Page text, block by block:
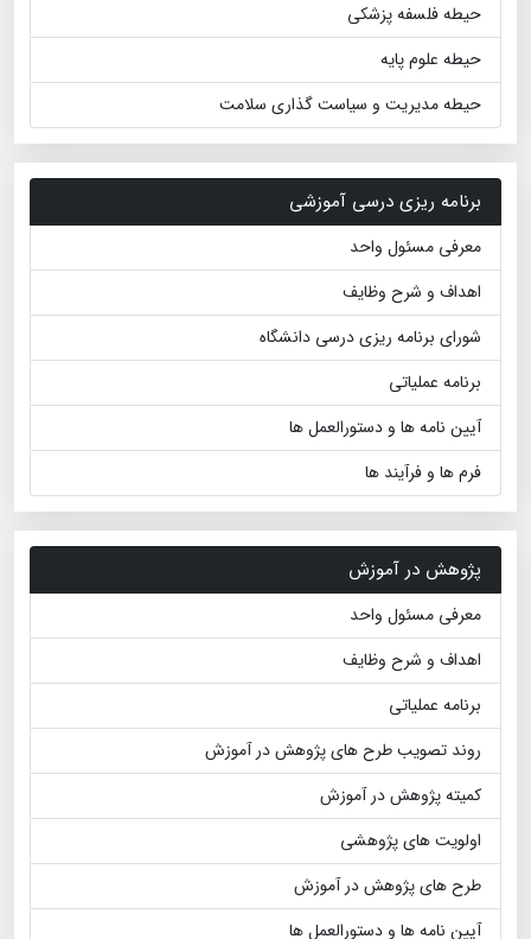
حیطه فلسفه پزشکی
حیطه علوم پایه
حیطه مدیریت و سیاست گذاری سلامت
برنامه ریزی درسی آموزشی
معرفی مسئول واحد
اهداف و شرح وظایف
شورای برنامه ریزی درسی دانشگاه
برنامه عملیاتی
آیین نامه ها و دستورالعمل ها
فرم ها و فرآیند ها
پژوهش در آموزش
معرفی مسئول واحد
اهداف و شرح وظایف
برنامه عملیاتی
روند تصویب طرح های پژوهش در آموزش
کمیته پژوهش در آموزش
اولویت های پژوهشی
طرح های پژوهش در آموزش
آیین نامه ها و دستورالعمل ها